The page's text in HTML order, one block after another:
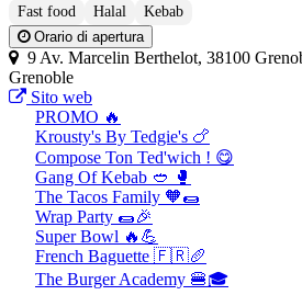
Fast food Halal
Kebab
Orario di apertura
9 Av. Marcelin Berthelot, 38100
Grenoble
Sito web
PROMO 🔥
Krousty's By Tedgie's 🍗
Compose Ton Ted'wich ! 😋
Gang Of Kebab 🥙 🥊
The Tacos Family 🧡🌯
Wrap Party 🌯🎉
Super Bowl 🔥💪
French Baguette 🇫🇷🥖
The Burger Academy 🍔🎓